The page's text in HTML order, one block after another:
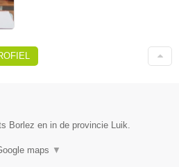
Borlez en in de provincie Luik.
maps ▼